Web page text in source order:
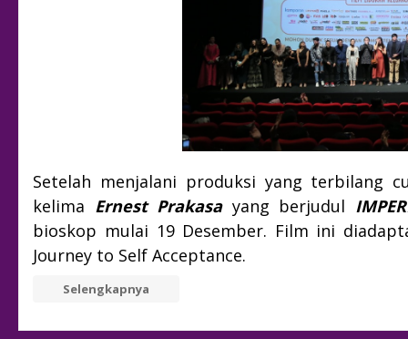
Setelah menjalani produksi yang terbilang
kelima Ernest Prakasayang berjudul
bioskop mulai 19 Desember. Film ini
Journey to Self Acceptance.
Selengkapnya